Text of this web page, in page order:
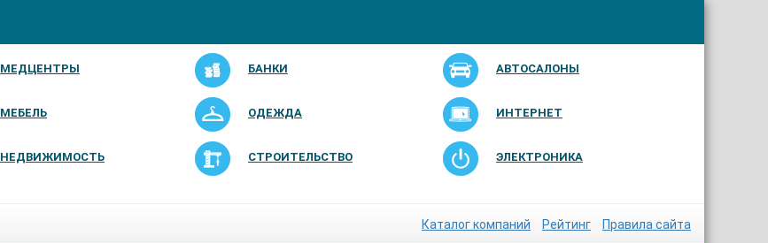
МЕДЦЕНТРЫ БАНКИ АВТОСАЛОНЫ
МЕБЕЛЬ ОДЕЖДА ИНТЕРНЕТ
НЕДВИЖИМОСТЬ СТРОИТЕЛЬСТВО ЭЛЕКТРОНИКА
Каталог компаний Рейтинг Правила сайта